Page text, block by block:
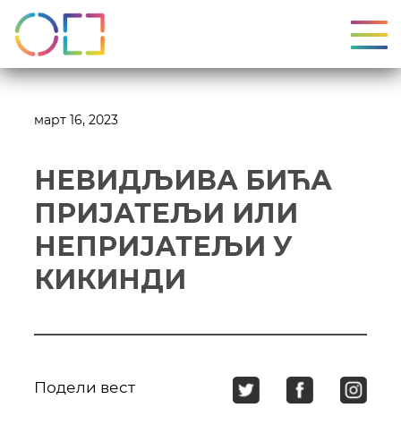
март 16, 2023
НЕВИДЉИВА БИЋА
ПРИЈАТЕЉИ ИЛИ
НЕПРИЈАТЕЉИ У
КИКИНДИ
Подели вест